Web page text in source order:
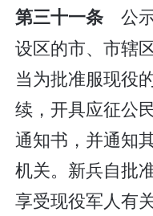
第三十一条 公
设区的市、市辖
当为批准服现役
续，开具应征公
通知书，并通知
机关。新兵自批
享受现役军人有